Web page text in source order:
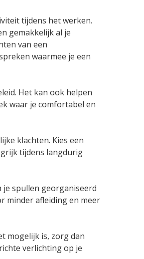
tijdens het werken.
gemakkelijk al je
van een
waarmee je een
Het kan ook helpen
waar je comfortabel en
klachten. Kies een
tijdens langdurig
spullen georganiseerd
minder afleiding en meer
mogelijk is, zorg dan
verlichting op je